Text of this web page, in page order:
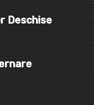
Deschise